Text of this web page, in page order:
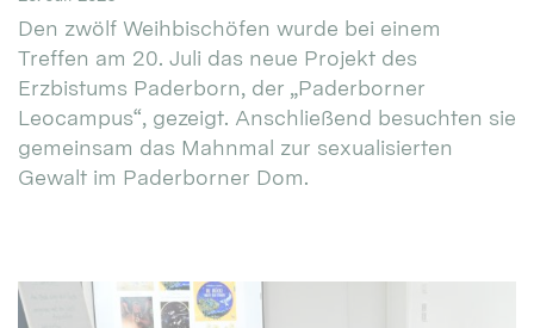
Den zwölf Weihbischöfen wurde bei einem
Treffen am 20. Juli das neue Projekt des
Erzbistums Paderborn, der „Paderborner
Leocampus“, gezeigt. Anschließend besuchten sie
gemeinsam das Mahnmal zur sexualisierten
Gewalt im Paderborner Dom.